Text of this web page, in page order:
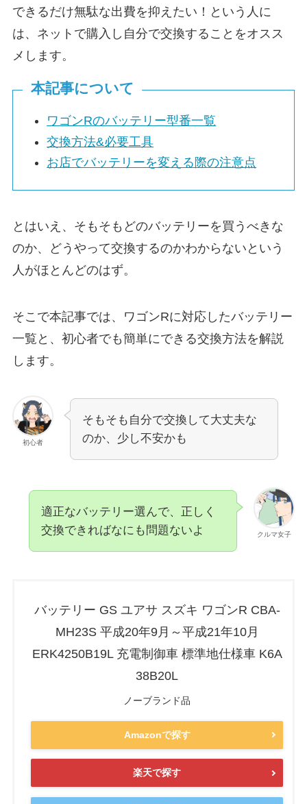
できるだけ無駄な出費を抑えたい！という人に
は、ネットで購入し自分で交換することをオスス
メします。
本記事について
ワゴンRのバッテリー型番一覧
交換方法&必要工具
お店でバッテリーを変える際の注意点
とはいえ、そもそもどのバッテリーを買うべきな
のか、どうやって交換するのかわからないという
人がほとんどのはず。
そこで本記事では、ワゴンRに対応したバッテリー
一覧と、初心者でも簡単にできる交換方法を解説
します。
初心者
そもそも自分で交換して大丈夫な
のか、少し不安かも
クルマ女子
適正なバッテリー選んで、正しく
交換できればなにも問題ないよ
バッテリー GS ユアサ スズキ ワゴンR CBA-
MH23S 平成20年9月～平成21年10月
ERK4250B19L 充電制御車 標準地仕様車 K6A
38B20L
ノーブランド品
Amazonで探す
楽天で探す